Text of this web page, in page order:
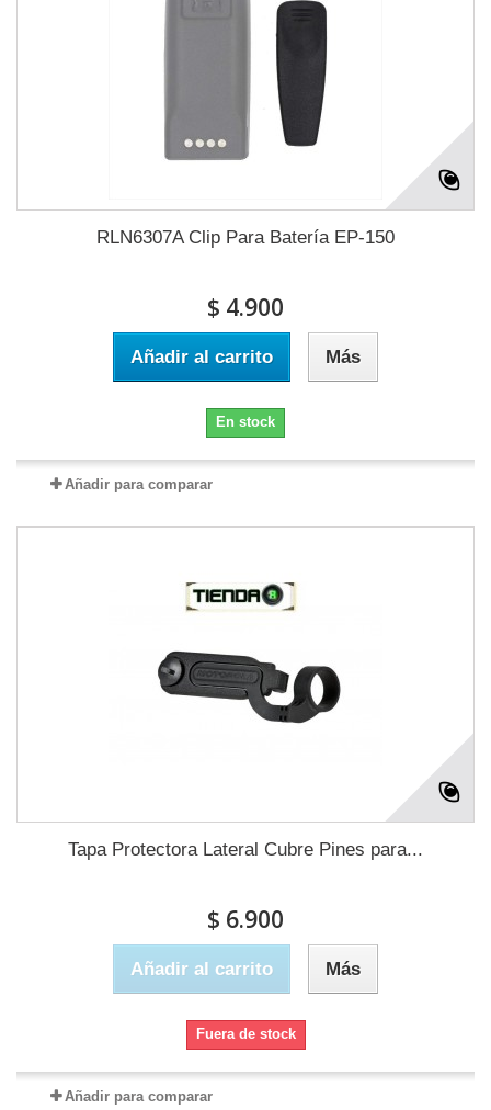
RLN6307A Clip Para Batería EP-150
$ 4.900
Añadir al carrito Más
En stock
Añadir para comparar
Tapa Protectora Lateral Cubre Pines para...
$ 6.900
Añadir al carrito Más
Fuera de stock
Añadir para comparar